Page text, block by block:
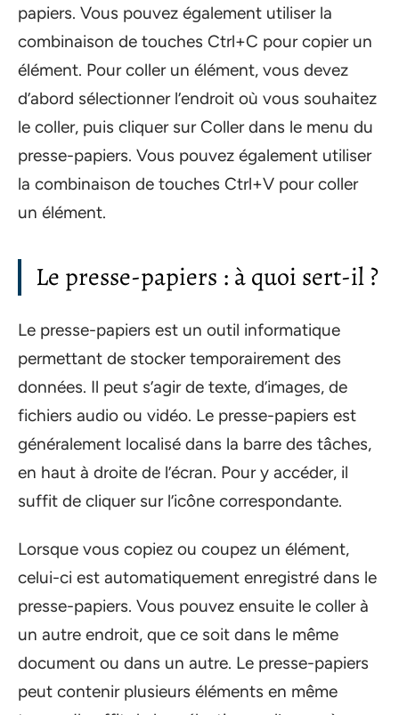
papiers. Vous pouvez également utiliser la
combinaison de touches Ctrl+C pour copier un
élément. Pour coller un élément, vous devez
d’abord sélectionner l’endroit où vous souhaitez
le coller, puis cliquer sur Coller dans le menu du
presse-papiers. Vous pouvez également utiliser
la combinaison de touches Ctrl+V pour coller
un élément.
Le presse-papiers : à quoi sert-il ?
Le presse-papiers est un outil informatique
permettant de stocker temporairement des
données. Il peut s’agir de texte, d’images, de
fichiers audio ou vidéo. Le presse-papiers est
généralement localisé dans la barre des tâches,
en haut à droite de l’écran. Pour y accéder, il
suffit de cliquer sur l’icône correspondante.
Lorsque vous copiez ou coupez un élément,
celui-ci est automatiquement enregistré dans le
presse-papiers. Vous pouvez ensuite le coller à
un autre endroit, que ce soit dans le même
document ou dans un autre. Le presse-papiers
peut contenir plusieurs éléments en même